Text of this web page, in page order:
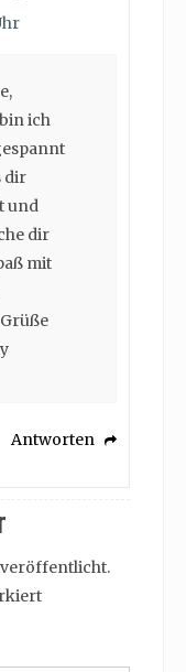
ich
dir
und
dir
mit
Antworten